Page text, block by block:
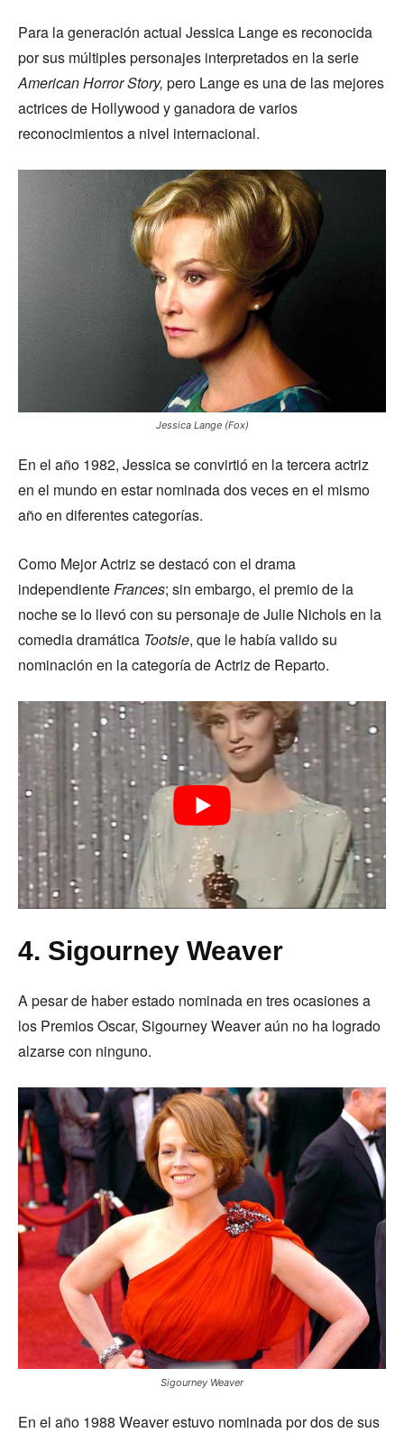
Para la generación actual Jessica Lange es reconocida
por sus múltiples personajes interpretados en la serie
American Horror Story, pero Lange es una de las mejores
actrices de Hollywood y ganadora de varios
reconocimientos a nivel internacional.
Jessica Lange (Fox)
En el año 1982, Jessica se convirtió en la tercera actriz
en el mundo en estar nominada dos veces en el mismo
año en diferentes categorías.
Como Mejor Actriz se destacó con el drama
independienteFrances; sin embargo, el premio de la
noche se lo llevó con su personaje de Julie Nichols en la
comedia dramática Tootsie, que le había valido su
nominación en la categoría de Actriz de Reparto.
4. Sigourney Weaver
A pesar de haber estado nominada en tres ocasiones a
los Premios Oscar, Sigourney Weaver aún no ha logrado
alzarse con ninguno.
Sigourney Weaver
En el año 1988 Weaver estuvo nominada por dos de sus